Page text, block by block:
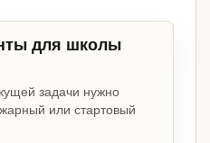
для школы
задачи нужно
или стартовый